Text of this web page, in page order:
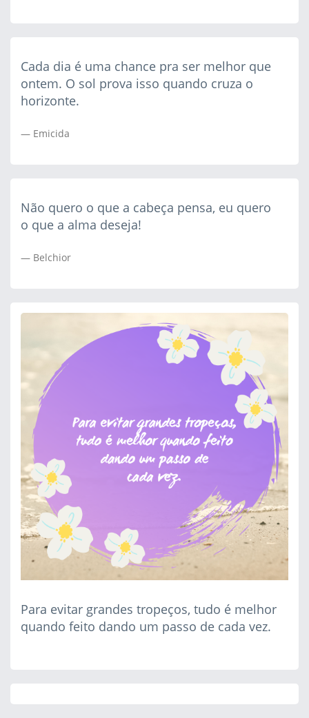
Cada dia é uma chance pra ser melhor que
ontem. O sol prova isso quando cruza o
horizonte.
Emicida
Não quero o que a cabeça pensa, eu quero
o que a alma deseja!
Belchior
Para evitar grandes tropeços, tudo é melhor
quando feito dando um passo de cada vez.